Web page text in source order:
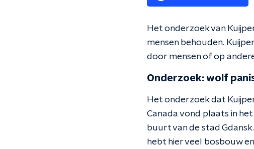
Het onderzoek van
mensen behouden.
door mensen of op
Onderzoek: wolf
Het onderzoek dat
Canada vond plaats in
buurt van de stad
hebt hier veel bosbouw